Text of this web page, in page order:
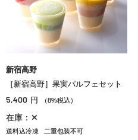
新宿高野
［新宿高野］果実パルフェセット
5,400 円 （8%税込）
在庫：✕
送料込冷凍 二重包装不可